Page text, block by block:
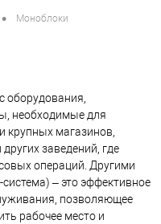
• Моноблоки
оборудования,
необходимые для
крупных магазинов,
заведений, где
операций. Другими
– это эффективное
позволяющее
рабочее место и